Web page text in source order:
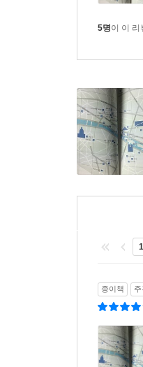
5명이 이 리
1
종이책